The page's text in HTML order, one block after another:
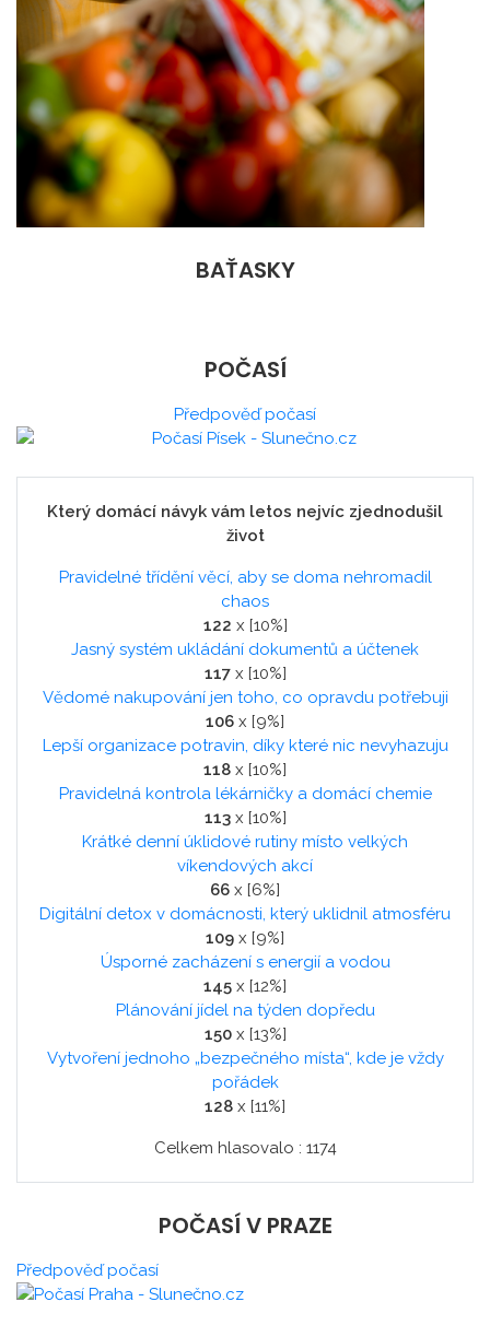
BAŤASKY
POČASÍ
Předpověď počasí
Který domácí návyk vám letos nejvíc zjednodušil
život
Pravidelné třídění věcí, aby se doma nehromadil
chaos
122 x [10%]
Jasný systém ukládání dokumentů a účtenek
117x [10%]
Vědomé nakupování jen toho, co opravdu potřebuji
106 x [9%]
Lepší organizace potravin, díky které nic nevyhazuju
118 x [10%]
Pravidelná kontrola lékárničky a domácí chemie
113x [10%]
Krátké denní úklidové rutiny místo velkých
víkendových akcí
66 x [6%]
Digitální detox v domácnosti, který uklidnil atmosféru
109 x [9%]
Úsporné zacházení s energií a vodou
145 x [12%]
Plánování jídel na týden dopředu
150x [13%]
Vytvoření jednoho „bezpečného místa“, kde je vždy
pořádek
128 x [11%]
Celkem hlasovalo : 1174
POČASÍ V PRAZE
Předpověď počasí